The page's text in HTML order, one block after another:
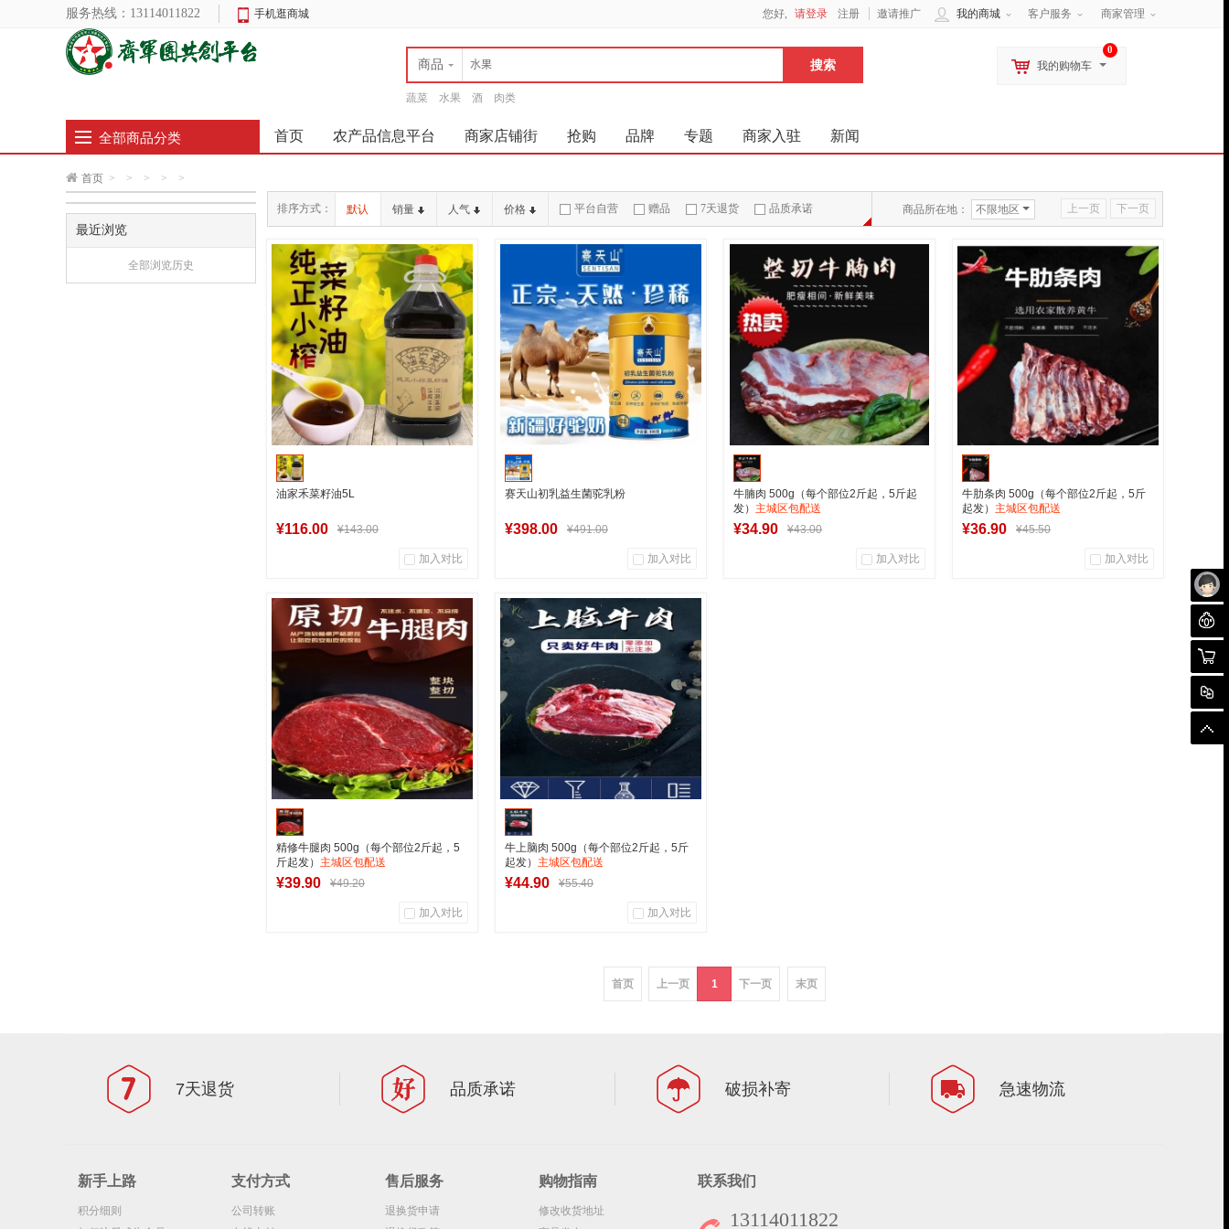
未
聊
购物
对
顶
服务热线： 13114011822 手机逛商城 客户服务 商家管理
我的商城
您好, 请登录 注册 邀请推广
商品
蔬菜 水果 酒 肉类
0
我的购物车
全部商品分类 首页 农产品信息平台 商家店铺街 抢购 品牌 专题 商家入驻 新闻
首页 > > > > >
最近浏览
全部浏览历史
上一页 下一页
排序方式： 默认 销量 人气 价格 平台自营 赠品 7天退货 品质承诺
破损补寄 急速物流
商品所在地： 不限地区
油家禾菜籽油5L
¥116.00 ¥143.00
加入对比
商品销量
用户评论
军创中心
赛天山初乳益生菌驼乳粉
¥398.00 ¥491.00
加入对比
商品销量
用户评论
军创中心
加入购物车
牛腩肉 500g（每个部位2斤起，5斤起
发） 主城区包配送
¥34.90 ¥43.00
加入对比
牛肋条肉 500g（每个部位2斤起，5斤
起发） 主城区包配送
¥36.90 ¥45.50
加入对比
精修牛腿肉 500g（每个部位2斤起，5
斤起发） 主城区包配送
¥39.90 ¥49.20
加入对比
牛上脑肉 500g（每个部位2斤起，5斤
起发） 主城区包配送
¥44.90 ¥55.40
加入对比
用户评论
首页 上一页 1 下一页 末页
7天退货 品质承诺 破损补寄 急速物流
新手上路
积分细则
支付方式
公司转账
售后服务
退换货申请
购物指南
修改收货地址
联系我们
13114011822